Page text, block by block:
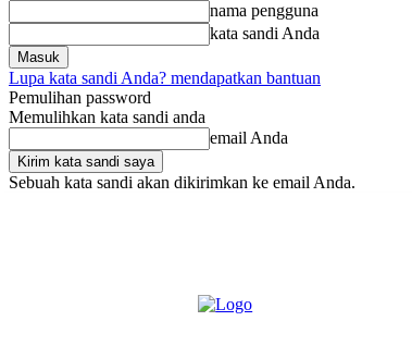
nama pengguna
kata sandi Anda
Lupa kata sandi Anda? mendapatkan bantuan
Pemulihan password
Memulihkan kata sandi anda
email Anda
Sebuah kata sandi akan dikirimkan ke email Anda.